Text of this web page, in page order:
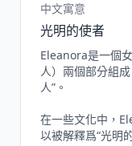
中文寓意
光明的使者
Eleanora是一個
人）兩個部分組
人”。
在一些文化中，
以被解釋爲“光明